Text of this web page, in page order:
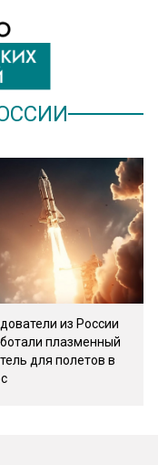
из России
плазменный
для полетов в